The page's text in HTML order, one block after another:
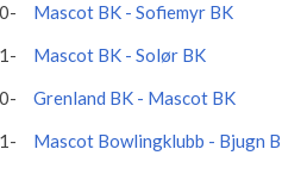
Mascot BK - Sofiemyr BK
Mascot BK - Solør BK
Grenland BK - Mascot BK
Mascot Bowlingklubb - Bjugn